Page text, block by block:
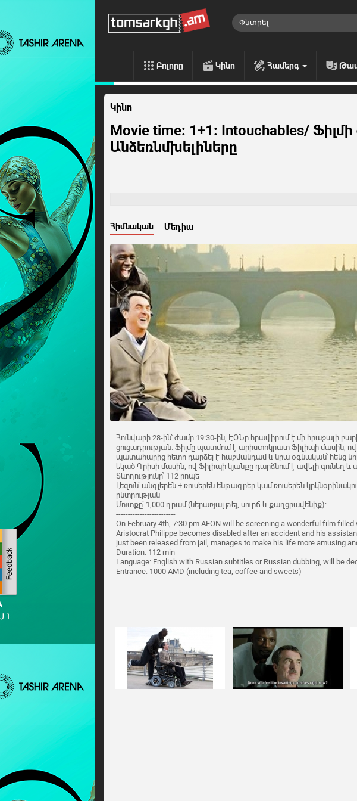
Բոլորը Կինո Համերգ
Կինո
Movie time: 1+1: Intouchables/
Անձեռնմխելիները
Հիմնական Մեդիա
Հունվարի 28-ին՝ ժամը 19:30-ին, ԷՕՆը հրավիրում է մի հրաշալի
ցուցադրության: Ֆիլմը պատմում է արիստոկրատ Ֆիլիպի մասին,
պատահարից հետո դարձել է հաշմանդամ և նրա օգնական՝ հենց
եկած Դրիսի մասին, ով Ֆիլիպի կյանքը դարձնում է ավելի գունեղ և
Տևողությունը՝ 112 րոպե
Լեզուն՝ անգլերեն + ռուսերեն ենթագրեր կամ ռուսերեն
ընտրության
Մուտքը՝ 1,000 դրամ (ներառյալ թեյ, սուրճ և քաղցրավենիք):
-------------------------
On February 4th, 7:30 pm AEON will be screening a wonderful film
Aristocrat Philippe becomes disabled after an accident and his
just been released from jail, manages to make his life more amusing
Duration: 112 min
Language: English with Russian subtitles or Russian dubbing, will be
Entrance: 1000 AMD (including tea, coffee and sweets)